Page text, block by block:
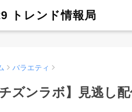
トレンド情報局
バラエティ
チズンラボ】見逃し